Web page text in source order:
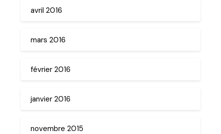
avril 2016
mars 2016
février 2016
janvier 2016
novembre 2015